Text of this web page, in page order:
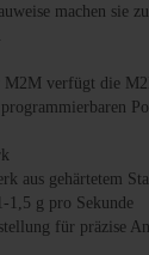
machen sie
M2M verfügt die
aus gehärtetem
1,5 g pro Sekunde
für präzise